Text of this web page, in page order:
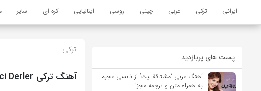
ایرانی ترکی عربی چینی روسی ایتالیایی کره ای سایر
پست های پربازدید
آهنگ عربی “مشتاقة لیك” از نانسی عجرم
به همراه متن و ترجمه مجزا
ترکی
آهنگ ترکی Naci Derler (ناجی می‌گوید) از Erkan Oğur به همراه متن و ترجمه مجزا